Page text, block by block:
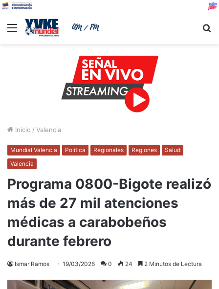
Menu
Inicio / Valencia
Mundial Valencia Politica Regionales Regiones
Salud
Valencia
Programa 0800-Bigote realizó
más de 27 mil atenciones
médicas a carabobeños
durante febrero
Ismar Ramos 19/03/2026 0 24 2 Minutos de Lectura